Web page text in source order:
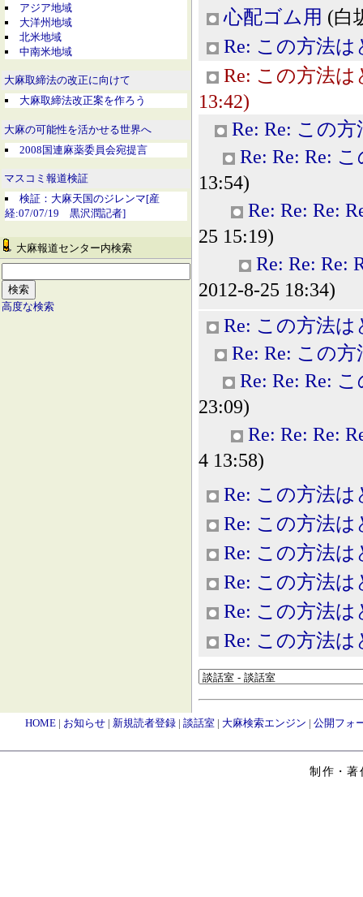
アジア地域
大洋州地域
北米地域
中南米地域
大麻取締法の改正に向けて
大麻取締法改正案を作ろう
大麻の可能性を活かせる世界へ
2008国連麻薬委員会宛提言
マスコミ報道検証
検証：大麻天国のジレンマ[産
経:07/07/19 黒沢潤記者]
大麻報道センター内検索
高度な検索
心配ゴム用 (白
Re: この方法
Re: この方法
13:42)
Re: Re: この
Re: Re: Re:
13:54)
Re: Re: Re:
25 15:19)
Re: Re: Re:
2012-8-25 18:34)
Re: この方法
Re: Re: この
Re: Re: Re:
23:09)
Re: Re: Re:
4 13:58)
Re: この方法
Re: この方法
Re: この方法
Re: この方法
Re: この方法
Re: この方法
HOME | お知らせ | 新規読者登録 | 談話室 | 大麻検索エンジン | 公開フォ
制作・